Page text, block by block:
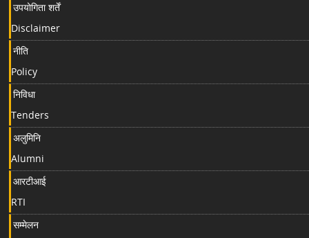
उपयोगिता शर्तें
Disclaimer
नीति
Policy
निविधा
Tenders
अलुमिनि
Alumni
आरटीआई
RTI
सम्मेलन